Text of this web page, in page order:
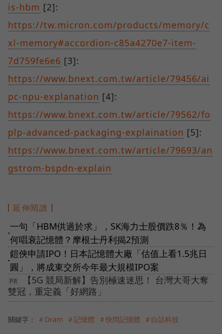
is-hbm [2]:
https://tw.micron.com/products/memory/c
xl-memory#accordion-c85a4270e7-item-
7d759fe6e6 [3]:
https://www.bnext.com.tw/article/79456/ai
pc-npu-explanation [4]:
https://www.bnext.com.tw/article/79562/fo
plp-advanced-packaging-explaination [5]:
https://www.bnext.com.tw/article/79693/an
gstrom-bspdn-explain
延伸閱讀
●
一句「HBM供過於求」，SK海力士股價跌8％！為
何唱衰記憶體？摩根士丹利揭2預測
●
鎧俠申請IPO！日本記憶體大廠「估值上看1.5兆日
圓」，將成東交所今年最大規模IPO案
【5G 競局新解】告別極速迷思！ 台灣大哥大奪
雙冠，重定義「好網路」
關鍵字： ＃Dram ＃記憶體 ＃快閃記憶體 ＃白話科技